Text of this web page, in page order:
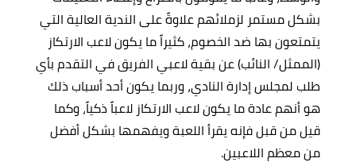
بشكل مستمر لزملائهم علاوةً على الندية العالية التي
يتمتعون بها ضد الخصوم، كثيراً ما يكون لاعب الارتكاز
(الممثل/ النائب) عن بقية لاعبي الفريق في التقدم بأي
طلب لمجلس إدارة النادي، وربما يكون أحد أسباب ذلك
هو أنهم عادة ما يكون لاعب الارتكاز لاعباً ذكياً، وكما
قيل من قبل فإنه يقرأ اللعبة ويفهمها بشكل أفضل
من معظم اللاعبين.